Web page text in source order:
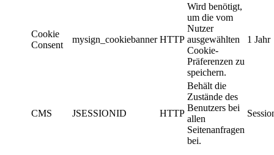
Cookie
Consent
mysign_cookiebanner HTTP
Wird benötigt,
um die vom
Nutzer
ausgewählten
Cookie-
Präferenzen zu
speichern.
1 Jahr
CMS JSESSIONID HTTP
Behält die
Zustände des
Benutzers bei
allen
Seitenanfragen
bei.